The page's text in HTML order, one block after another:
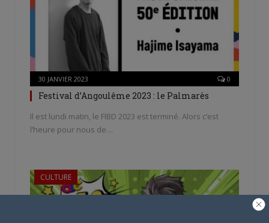
30 JANVIER 2023 0
Festival d’Angoulême 2023 : le Palmarès
Il est lundi matin, le FIBD 2023 est terminé. Alors c’est
l’heure pour nous de…
CULTURE